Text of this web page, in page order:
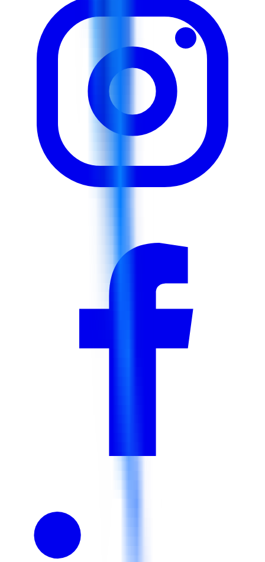
des données. Cette formation sera dispensée à travers
une combinaison de présentations techniques d'outils et
de techniques d'analyse dirigées par un instructeur, de
laboratoires pratiques et de démonstrations de logiciels
utilisant Power BI et Excel, d'ateliers de groupe et
d'activités de résolution de problèmes, d'études de cas
sur les défis réels de la chaîne d'approvisionnement,
d'exercices pratiques avec des ensembles de données
pour la modélisation analytique, de séances interactives
de questions-réponses et de discussions ouvertes, de
mini-projets et d'analyses basées sur des simulations.